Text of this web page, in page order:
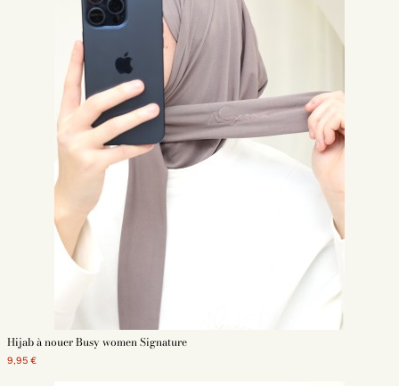
Hijab à nouer Busy women Signature
9,95 €